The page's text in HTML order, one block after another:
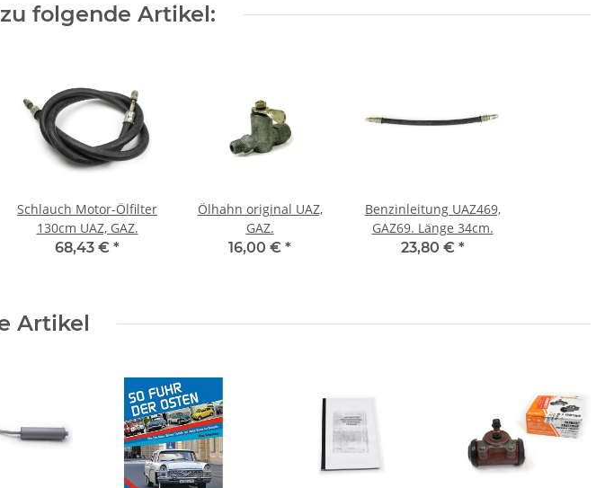
folgende Artikel:
Schlauch Motor-Ölfilter
130cm UAZ, GAZ.
68,43 € *
Ölhahn original UAZ,
GAZ.
16,00 € *
Benzinleitung UAZ469,
GAZ69. Länge 34cm.
23,80 € *
Artikel